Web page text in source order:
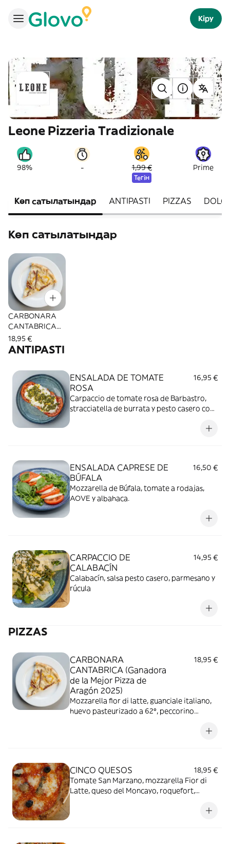
Кіру
Leone Pizzeria Tradizionale
98% - 1,99 €
Тегін
Prime
Көп сатылатындар ANTIPASTI PIZZAS DOLCI
Көп сатылатындар
CARBONARA
CANTABRICA
(Ganadora de la
Mejor Pizza de
Aragón 2025)
18,95 €
ANTIPASTI
ENSALADA DE TOMATE
ROSA
16,95 €
Carpaccio de tomate rosa de Barbastro,
stracciatella de burrata y pesto casero con
ENSALADA CAPRESE DE
BÚFALA
16,50 €
Mozzarella de Búfala, tomate a rodajas,
AOVE y albahaca.
CARPACCIO DE
CALABACÍN
14,95 €
Calabacín, salsa pesto casero, parmesano y
rúcula
PIZZAS
CARBONARA
CANTABRICA (Ganadora
de la Mejor Pizza de
Aragón 2025)
18,95 €
Mozzarella fior di latte, guanciale italiano,
huevo pasteurizado a 62º, peccorino
CINCO QUESOS
18,95 €
Tomate San Marzano, mozzarella Fior di
Latte, queso del Moncayo, roquefort,